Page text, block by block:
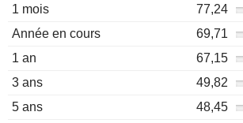
1 mois
77,24
Année en cours
69,71
1 an
67,15
3 ans
49,82
5 ans
48,45